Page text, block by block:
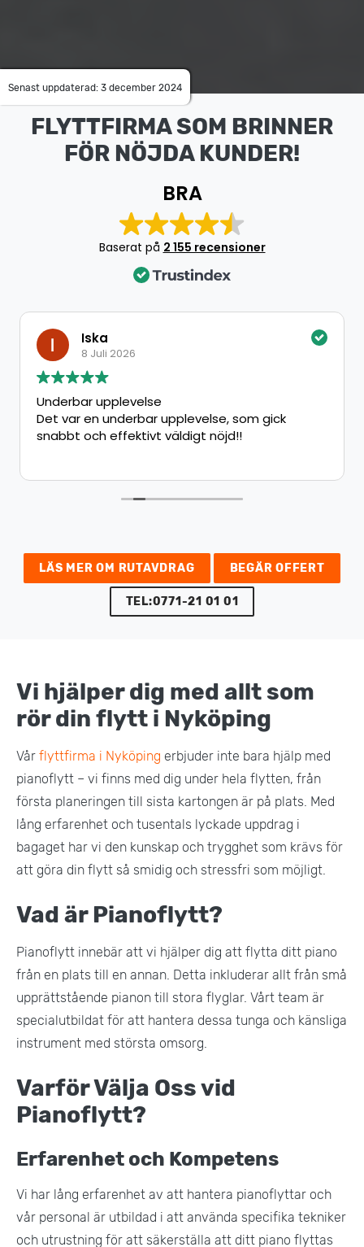
Senast uppdaterad: 3 december 2024
FLYTTFIRMA SOM BRINNER
FÖR NÖJDA KUNDER!
BRA
Baserat på 2 155 recensioner
Iska
8 Juli 2026
Underbar upplevelse
Det var en underbar upplevelse, som gick
snabbt och effektivt väldigt nöjd!!
LÄS MER OM RUTAVDRAG BEGÄR OFFERT
TEL:0771-21 01 01
Vi hjälper dig med allt som
rör din flytt i Nyköping
Vår flyttfirma i Nyköping erbjuder inte bara hjälp med
pianoflytt – vi finns med dig under hela flytten, från
första planeringen till sista kartongen är på plats. Med
lång erfarenhet och tusentals lyckade uppdrag i
bagaget har vi den kunskap och trygghet som krävs för
att göra din flytt så smidig och stressfri som möjligt.
Vad är Pianoflytt?
Pianoflytt innebär att vi hjälper dig att flytta ditt piano
från en plats till en annan. Detta inkluderar allt från små
upprättstående pianon till stora flyglar. Vårt team är
specialutbildat för att hantera dessa tunga och känsliga
instrument med största omsorg​.
Varför Välja Oss vid
Pianoflytt?
Erfarenhet och Kompetens
Vi har lång erfarenhet av att hantera pianoflyttar och
vår personal är utbildad i att använda specifika tekniker
och utrustning för att säkerställa att ditt piano flyttas